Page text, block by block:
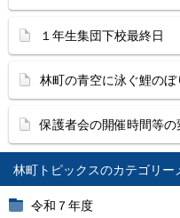
林町トピックス
令和７年度
１年生集団下校最終日
林町の青空に泳ぐ鯉のぼ
保護者会の開催時間等の